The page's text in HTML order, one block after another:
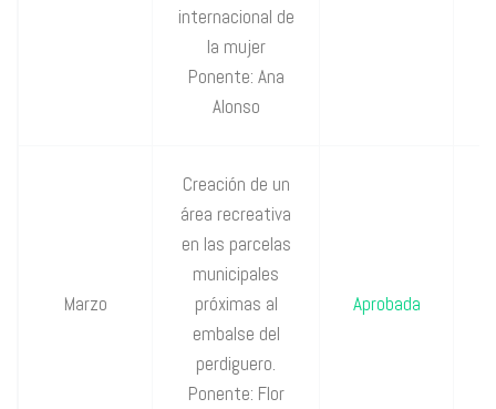
internacional de
la mujer
Ponente: Ana
Alonso
Marzo
Creación de un
área recreativa
en las parcelas
municipales
próximas al
embalse del
perdiguero.
Ponente: Flor
Aprobada